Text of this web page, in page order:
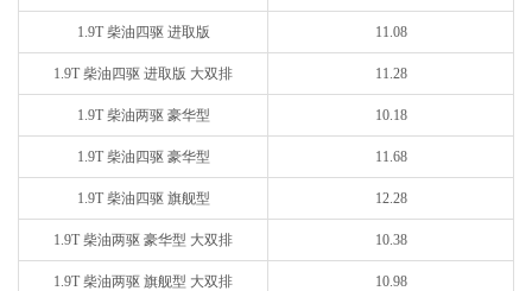
1.9T 柴油四驱 进取版 11.08
1.9T 柴油四驱 进取版 大双排 11.28
1.9T 柴油两驱 豪华型 10.18
1.9T 柴油四驱 豪华型 11.68
1.9T 柴油四驱 旗舰型 12.28
1.9T 柴油两驱 豪华型 大双排 10.38
1.9T 柴油两驱 旗舰型 大双排 10.98